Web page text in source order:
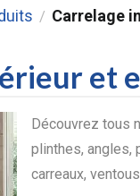
/ Carrelage
et
Découvrez tous
plinthes, angles,
carreaux,